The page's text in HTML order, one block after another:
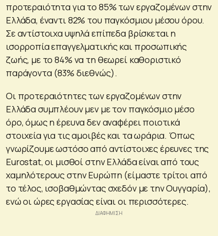
προτεραιότητα για το 85% των εργαζομένων στην
Ελλάδα, έναντι 82% του παγκόσμιου μέσου όρου.
Σε αντίστοιχα υψηλά επίπεδα βρίσκεται η
ισορροπία επαγγελματικής και προσωπικής
ζωής, με το 84% να τη θεωρεί καθοριστικό
παράγοντα (83% διεθνώς).
Οι προτεραιότητες των εργαζομένων στην
Ελλάδα συμπλέουν μεν με τον παγκόσμιο μέσο
όρο, όμως η έρευνα δεν αναφέρει ποιοτικά
στοιχεία για τις αμοιβές και τα ωράρια. Όπως
γνωρίζουμε ωστόσο από αντίστοιχες έρευνες της
Εurostat, οι μισθοί στην Ελλάδα είναι από τους
χαμηλότερους στην Ευρώπη (είμαστε τρίτοι από
το τέλος, ισοβαθμώντας σχεδόν με την Ουγγαρία),
ενώ οι ώρες εργασίας είναι οι περισσότερες.